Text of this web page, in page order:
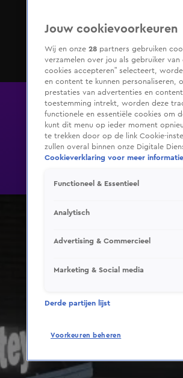
Jouw cookievoorkeuren
Wij en onze 28 partners gebruiken
verzamelen over jou als gebruiker
cookies accepteren” selecteert,
en content te kunnen personaliseren,
prestaties van advertenties en
toestemming intrekt, worden deze
functionele en essentiële cookies om
kunt dit menu op ieder moment
te trekken door op de link Cookie-
zullen overal binnen onze Digitale
Cookieverklaring voor meer
Functioneel & Essentieel
Analytisch
Advertising & Commercieel
Marketing & Social media
Derde partijen lijst
Voorkeuren beheren